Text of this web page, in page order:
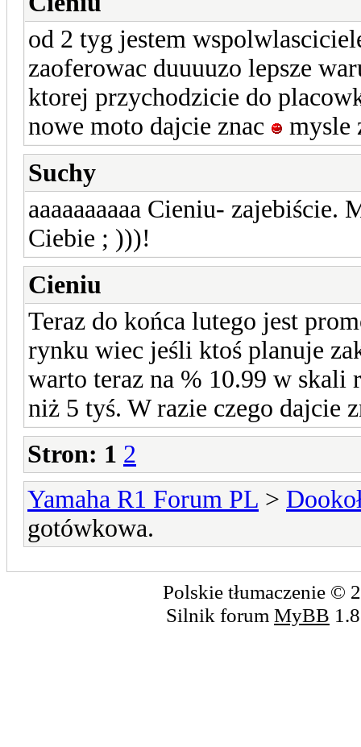
od 2 tyg jestem
zaoferowac duuuuzo lepsze
ktorej przychodzicie do
nowe moto dajcie znac
mysle
Suchy
aaaaaaaaaa Cieniu-
Ciebie ; )))!
Cieniu
Teraz do końca lutego jest
rynku wiec jeśli ktoś planuje
warto teraz na % 10.99 w skali
niż 5 tyś. W razie czego dajcie
Stron: 1 2
Yamaha R1 Forum PL >
gotówkowa.
Polskie tłumaczenie ©
Silnik forum MyBB